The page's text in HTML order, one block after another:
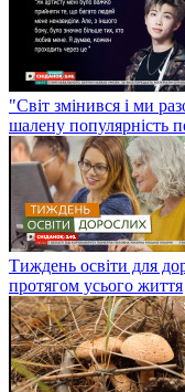
"Світ змінився і ми
шалену популярність
Тиждень освіти для
протягом усього життя